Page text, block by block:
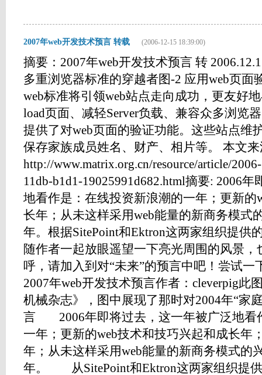
2007年web开发技术预言 转载 (2006-12-15 18:39:00)
摘要：2007年web开发技术预言 转
多重浏览器标准的穿越者图-2 应用web页面
web标准将引领web站点走向成功，更友好
load页面、减轻Server负载、兼容众多浏览
提供了对web页面的验证功能。这些站点维
保存家族成员姓名、财产、相片等。 本文
http://www.matrix.org.cn/resource/article/
11db-b1d1-19025991d682.html摘要: 2006
地看作是：在线投资新浪潮的一年；更新的
长年；从未这样采用web能量的新商务模式
年。根据SitePoint和Ektron这两家组织提供
随作者一起放眼遥望一下亮光周围的风景
呼，请加入到对“未来”的预言中吧！尝试一
2007年web开发技术预言作者：cleverpig此
机械杂志》，图中展现了那时对2004年“家
言 2006年即将过去，这一年被广泛地看
一年；更新的web技术和技巧兴起和成长年
年；从未这样采用web能量的新商务模式的
年。 从SitePoint和Ektron这两家组织提